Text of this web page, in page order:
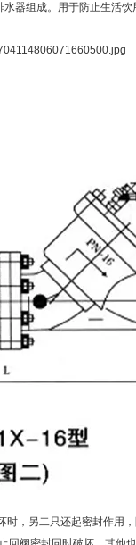
器组成。用于防止生活
，另二只还起密封作用